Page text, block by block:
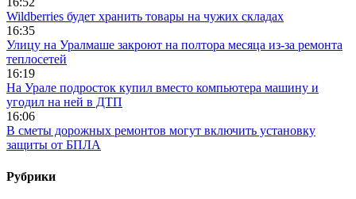
Wildberries будет хранить товары на чужих складах
16:35
Улицу на Уралмаше закроют на полтора месяца из-за ремонта
теплосетей
16:19
На Урале подросток купил вместо компьютера машину и
угодил на ней в ДТП
16:06
В сметы дорожных ремонтов могут включить установку
защиты от БПЛА
Рубрики